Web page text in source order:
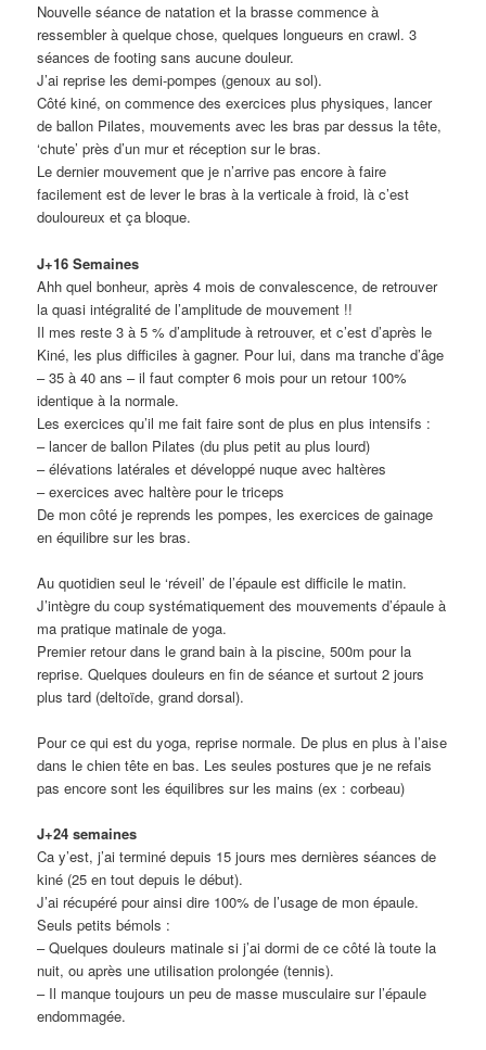
Nouvelle séance de natation et la brasse commence à
ressembler à quelque chose, quelques longueurs en crawl. 3
séances de footing sans aucune douleur.
J’ai reprise les demi-pompes (genoux au sol).
Côté kiné, on commence des exercices plus physiques, lancer
de ballon Pilates, mouvements avec les bras par dessus la tête,
‘chute’ près d’un mur et réception sur le bras.
Le dernier mouvement que je n’arrive pas encore à faire
facilement est de lever le bras à la verticale à froid, là c’est
douloureux et ça bloque.
J+16 Semaines
Ahh quel bonheur, après 4 mois de convalescence, de retrouver
la quasi intégralité de l’amplitude de mouvement !!
Il mes reste 3 à 5 % d’amplitude à retrouver, et c’est d’après le
Kiné, les plus difficiles à gagner. Pour lui, dans ma tranche d’âge
– 35 à 40 ans – il faut compter 6 mois pour un retour 100%
identique à la normale.
Les exercices qu’il me fait faire sont de plus en plus intensifs :
– lancer de ballon Pilates (du plus petit au plus lourd)
– élévations latérales et développé nuque avec haltères
– exercices avec haltère pour le triceps
De mon côté je reprends les pompes, les exercices de gainage
en équilibre sur les bras.
Au quotidien seul le ‘réveil’ de l’épaule est difficile le matin.
J’intègre du coup systématiquement des mouvements d’épaule à
ma pratique matinale de yoga.
Premier retour dans le grand bain à la piscine, 500m pour la
reprise. Quelques douleurs en fin de séance et surtout 2 jours
plus tard (deltoïde, grand dorsal).
Pour ce qui est du yoga, reprise normale. De plus en plus à l’aise
dans le chien tête en bas. Les seules postures que je ne refais
pas encore sont les équilibres sur les mains (ex : corbeau)
J+24 semaines
Ca y’est, j’ai terminé depuis 15 jours mes dernières séances de
kiné (25 en tout depuis le début).
J’ai récupéré pour ainsi dire 100% de l’usage de mon épaule.
Seuls petits bémols :
– Quelques douleurs matinale si j’ai dormi de ce côté là toute la
nuit, ou après une utilisation prolongée (tennis).
– Il manque toujours un peu de masse musculaire sur l’épaule
endommagée.